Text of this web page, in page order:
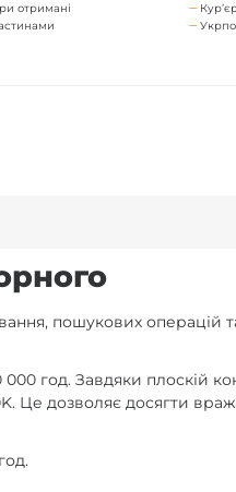
отримані
пошукових операцій
год. Завдяки плоскій
Це дозволяє досягти